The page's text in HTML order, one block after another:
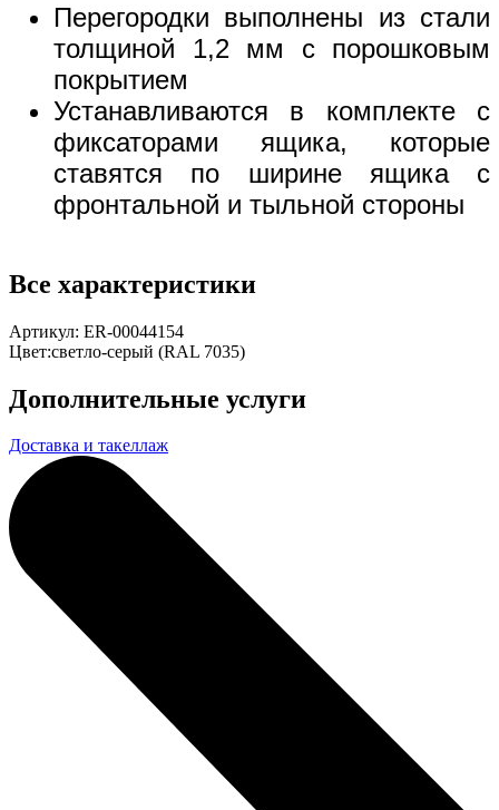
Перегородки выполнены из стали
толщиной 1,2 мм с порошковым
покрытием
Устанавливаются в комплекте с
фиксаторами ящика, которые
ставятся по ширине ящика с
фронтальной и тыльной стороны
Все характеристики
Артикул: ER-00044154
Цвет:светло-серый (RAL 7035)
Дополнительные услуги
Доставка и такеллаж